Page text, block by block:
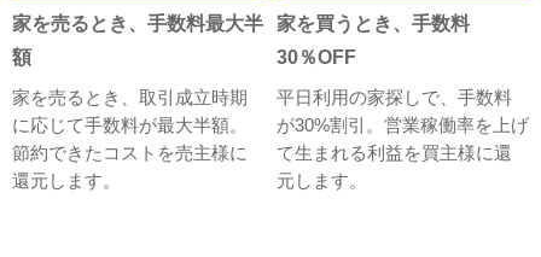
家を売るとき、手数料最大半
額
家を売るとき、取引成立時期
に応じて手数料が最大半額。
節約できたコストを売主様に
還元します。
家を買うとき、手数料
30％OFF
平日利用の家探しで、手数料
が30%割引。営業稼働率を上げ
て生まれる利益を買主様に還
元します。